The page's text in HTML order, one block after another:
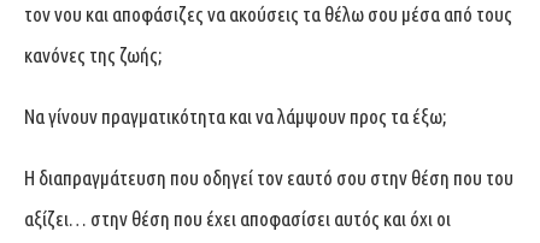
τον νου και αποφάσιζες να ακούσεις τα θέλω σου μέσα από τους
κανόνες της ζωής;
Nα γίνουν πραγματικότητα και να λάμψουν προς τα έξω;
Η διαπραγμάτευση που οδηγεί τον εαυτό σου στην θέση που του
αξίζει… στην θέση που έχει αποφασίσει αυτός και όχι οι